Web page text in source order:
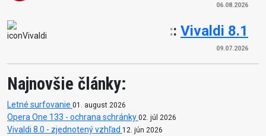
06.08.2026
:: Vivaldi 8.1
09.07.2026
Najnovšie články:
Letné surfovanie 01. august 2026
Opera One 133 - ochrana schránky 02. júl 2026
Vivaldi 8.0 - zjednotený vzhľad 12. jún 2026